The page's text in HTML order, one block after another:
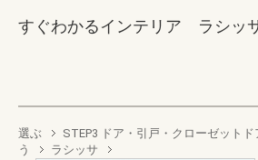
すぐわかるインテリア ラシッ
選ぶ
STEP3 ドア・引戸・クローゼット
う
ラシッサ